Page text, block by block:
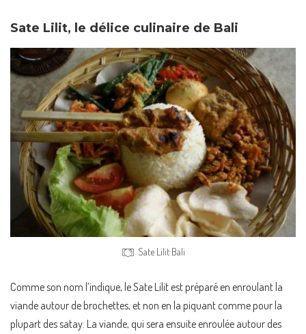
Sate Lilit, le délice culinaire de Bali
Sate Lilit Bali
Comme son nom l’indique, le Sate Lilit est préparé en enroulant la
viande autour de brochettes, et non en la piquant comme pour la
plupart des satay. La viande, qui sera ensuite enroulée autour des